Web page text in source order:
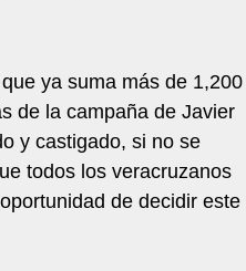
ya suma más de 1,200
de la campaña de Javier
y castigado, si no se
todos los veracruzanos
de decidir este